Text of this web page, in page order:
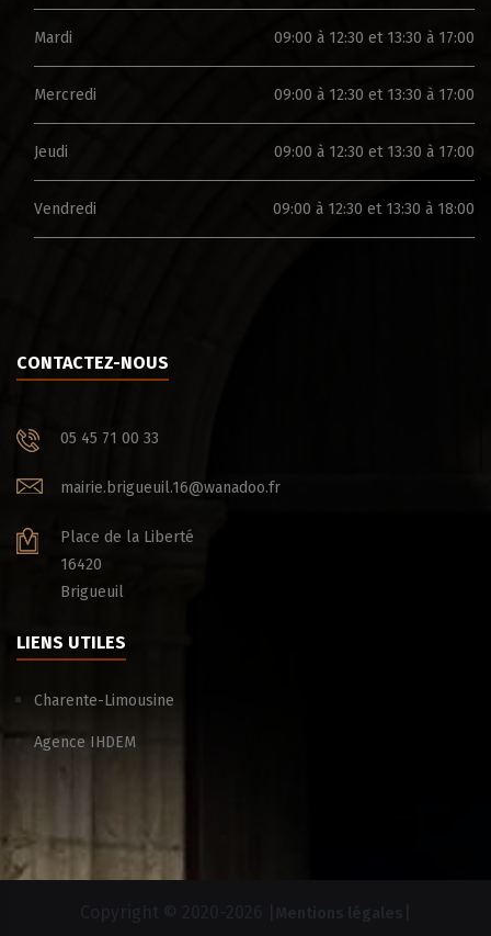
Mardi 09:00 à 12:30 et 13:30 à 17:00
Mercredi 09:00 à 12:30 et 13:30 à 17:00
Jeudi 09:00 à 12:30 et 13:30 à 17:00
Vendredi 09:00 à 12:30 et 13:30 à 18:00
CONTACTEZ-NOUS
05 45 71 00 33
mairie.brigueuil.16@wanadoo.fr
Place de la Liberté
16420
Brigueuil
LIENS UTILES
Charente-Limousine
Agence IHDEM